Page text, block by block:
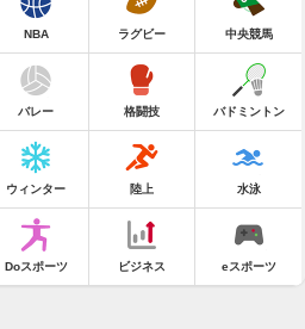
NBA ラグビー 中央競馬
バレー 格闘技 バドミントン
ウィンター 陸上 水泳
Doスポーツ ビジネス eスポーツ